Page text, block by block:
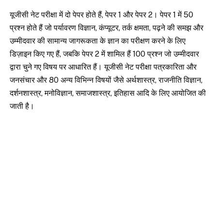
यूजीसी नेट परीक्षा में दो पेपर होते हैं, पेपर 1 और पेपर 2। पेपर 1 में 50
प्रश्न होते हैं जो पर्यावरण विज्ञान, कंप्यूटर, तर्क क्षमता, पढ़ने की समझ और
उम्मीदवार की सामान्य जागरूकता के ज्ञान का परीक्षण करने के लिए
डिज़ाइन किए गए हैं, जबकि पेपर 2 में शामिल हैं 100 प्रश्न जो उम्मीदवार
द्वारा चुने गए विषय पर आधारित हैं। यूजीसी नेट परीक्षा पत्रकारिता और
जनसंचार और 80 अन्य विभिन्न विषयों जैसे अर्थशास्त्र, राजनीति विज्ञान,
दर्शनशास्त्र, मनोविज्ञान, समाजशास्त्र, इतिहास आदि के लिए आयोजित की
जाती है।